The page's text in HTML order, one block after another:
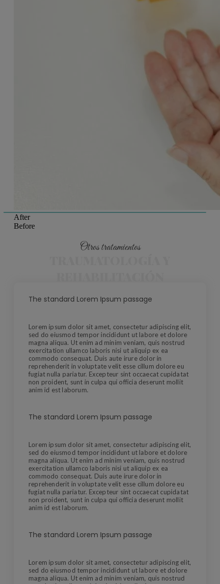
After
Before
Otros tratamientos
The standard Lorem Ipsum passage
Lorem ipsum dolor sit amet, consectetur adipiscing elit,
sed do eiusmod tempor incididunt ut labore et dolore
magna aliqua. Ut enim ad minim veniam, quis nostrud
exercitation ullamco laboris nisi ut aliquip ex ea
commodo consequat. Duis aute irure dolor in
reprehenderit in voluptate velit esse cillum dolore eu
fugiat nulla pariatur. Excepteur sint occaecat cupidatat
non proident, sunt in culpa qui officia deserunt mollit
anim id est laborum.
The standard Lorem Ipsum passage
Lorem ipsum dolor sit amet, consectetur adipiscing elit,
sed do eiusmod tempor incididunt ut labore et dolore
magna aliqua. Ut enim ad minim veniam, quis nostrud
exercitation ullamco laboris nisi ut aliquip ex ea
commodo consequat. Duis aute irure dolor in
reprehenderit in voluptate velit esse cillum dolore eu
fugiat nulla pariatur. Excepteur sint occaecat cupidatat
non proident, sunt in culpa qui officia deserunt mollit
anim id est laborum.
The standard Lorem Ipsum passage
Lorem ipsum dolor sit amet, consectetur adipiscing elit,
sed do eiusmod tempor incididunt ut labore et dolore
magna aliqua. Ut enim ad minim veniam, quis nostrud